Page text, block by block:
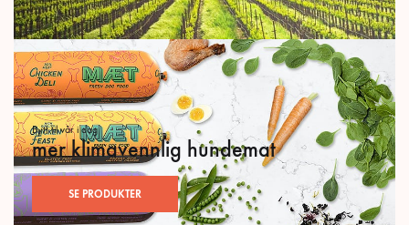
Bytt til vår i dag
mer klimavennlig hundemat
SE PRODUKTER